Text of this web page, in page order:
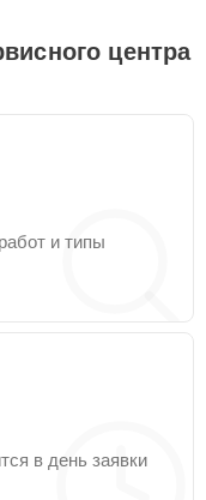
центра
и типы
в день заявки